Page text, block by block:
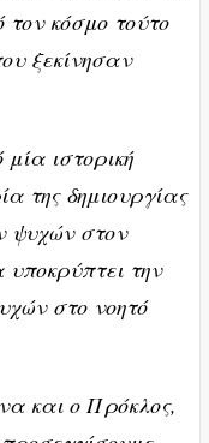
κόσμο τούτο
ξεκίνησαν
ιστορική
της δημιουργίας
ψυχών στον
την
στο νοητό
και ο Πρόκλος,